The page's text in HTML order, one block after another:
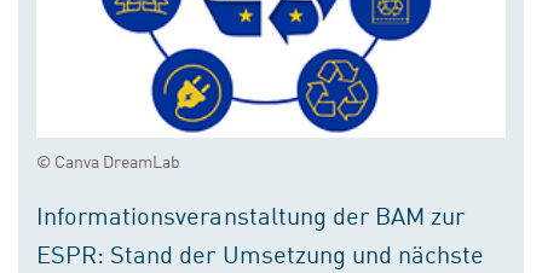
© Canva DreamLab
Informationsveranstaltung der BAM zur
ESPR: Stand der Umsetzung und nächste